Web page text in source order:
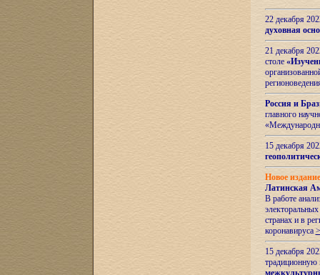
22 декабря
духовная
21 декабря
столе
Россия и
главного
15 декабря
Новое
Латинская
В работе
странах и в
коронавируса
15 декабря